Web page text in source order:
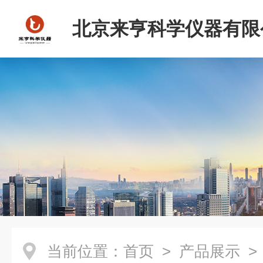
北京来亨科学仪器有
当前位置： 首页 > 产品展示 >